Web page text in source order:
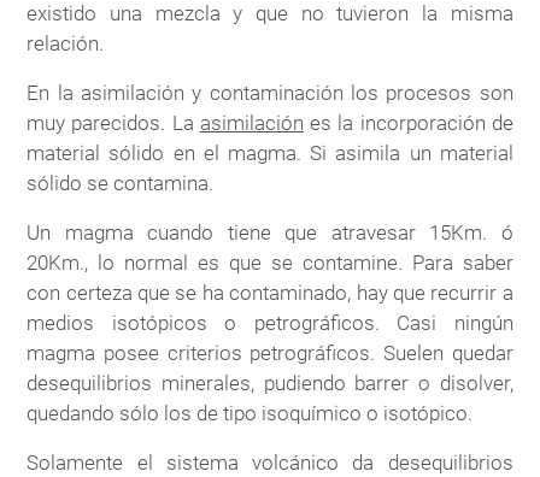
existido una mezcla y que no tuvieron la misma
relación.
En la asimilación y contaminación los procesos son
muy parecidos. La asimilación es la incorporación de
material sólido en el magma. Si asimila un material
sólido se contamina.
Un magma cuando tiene que atravesar 15Km. ó
20Km., lo normal es que se contamine. Para saber
con certeza que se ha contaminado, hay que recurrir a
medios isotópicos o petrográficos. Casi ningún
magma posee criterios petrográficos. Suelen quedar
desequilibrios minerales, pudiendo barrer o disolver,
quedando sólo los de tipo isoquímico o isotópico.
Solamente el sistema volcánico da desequilibrios